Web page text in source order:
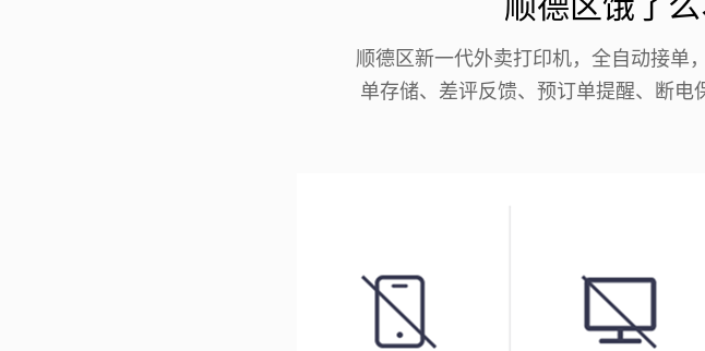
顺德区新一代外卖打印机，全自动接单
单存储、差评反馈、预订单提醒、断